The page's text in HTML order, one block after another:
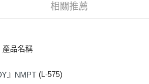
相關推薦
產品名稱
』 NMPT (L-575)